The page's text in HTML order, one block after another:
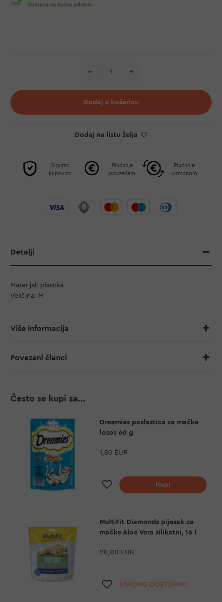
Dostava na kućnu adresu.
Dodaj u košaricu
Dodaj na listu želja
Sigurna
kupovina
Plaćanje
pouzećem
Plaćanje
virmanom
Detalji
Materijal: plastika
Veličina: M
Više informacija
Povezani članci
Često se kupi sa...
Dreamies poslastica za mačke
losos 60 g
1,80 EUR
Dodaj na listu želja
Kupi
MultiFit Diamonds pijesak za
mačke Aloe Vera silikatni, 16 l
20,00 EUR
Dodaj na listu želja
USKORO DOSTUPNO